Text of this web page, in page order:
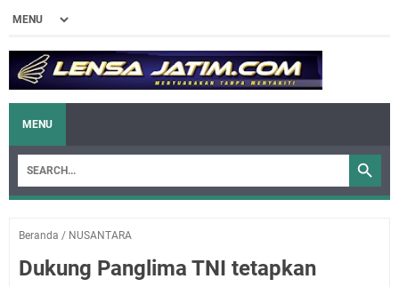
MENU
Beranda / NUSANTARA
Dukung Panglima TNI tetapkan